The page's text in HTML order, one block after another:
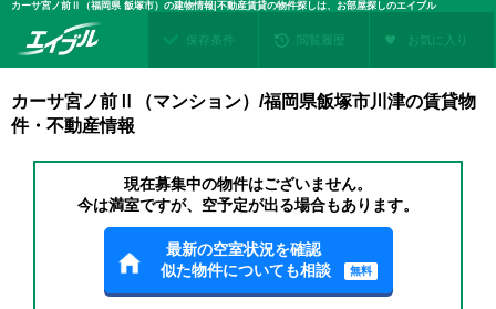
カーサ宮ノ前Ⅱ（福岡県 飯塚市）の建物情報|不動産賃貸の物件探しは、お部屋探しのエイブル
保存条件 閲覧履歴 お気に入り
カーサ宮ノ前Ⅱ（マンション）/福岡県飯塚市川津の賃貸物
件・不動産情報
現在募集中の物件はございません。
今は満室ですが、空予定が出る場合もあります。
最新の空室状況を確認
似た物件についても相談
無料